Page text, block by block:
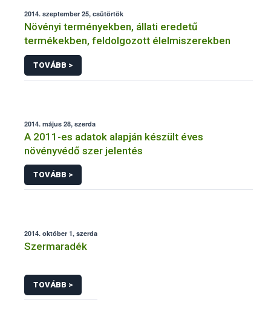
2014. szeptember 25, csütörtök
Növényi terményekben, állati eredetű
termékekben, feldolgozott élelmiszerekben
TOVÁBB >
2014. május 28, szerda
A 2011-es adatok alapján készült éves
növényvédő szer jelentés
TOVÁBB >
2014. október 1, szerda
Szermaradék
TOVÁBB >